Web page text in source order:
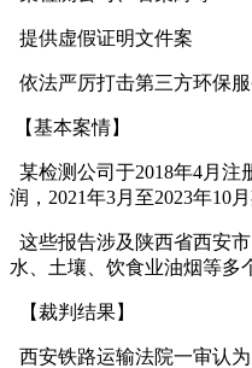
提供虚假证明文件案
依法严厉打击第三方环保
【基本案情】
某检测公司于2018年4月
润，2021年3月至2023年10
这些报告涉及陕西省西安
水、土壤、饮食业油烟等多
【裁判结果】
西安铁路运输法院一审认